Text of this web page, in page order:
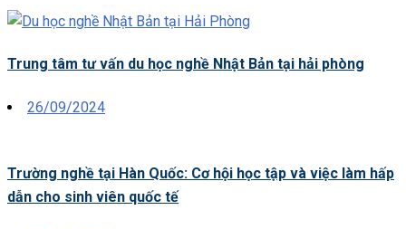
Trung tâm tư vấn du học nghề Nhật Bản tại hải phòng
Posted
26/09/2024
Trường nghề tại Hàn Quốc: Cơ hội học tập và việc làm hấp
dẫn cho sinh viên quốc tế